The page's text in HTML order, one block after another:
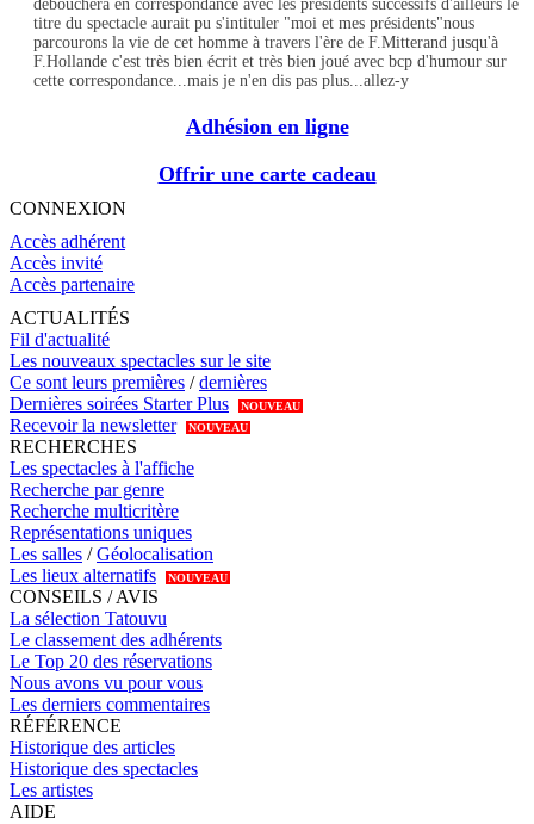
débouchera en correspondance avec les présidents successifs d'ailleurs le
titre du spectacle aurait pu s'intituler "moi et mes présidents"nous
parcourons la vie de cet homme à travers l'ère de F.Mitterand jusqu'à
F.Hollande c'est très bien écrit et très bien joué avec bcp d'humour sur
cette correspondance...mais je n'en dis pas plus...allez-y
Adhésion en ligne
Offrir une carte cadeau
CONNEXION
Accès adhérent
Accès invité
Accès partenaire
ACTUALITÉS
Fil d'actualité
Les nouveaux spectacles sur le site
Ce sont leurs premières /dernières
Dernières soirées Starter Plus
NOUVEAU
Recevoir la newsletter NOUVEAU
RECHERCHES
Les spectacles à l'affiche
Recherche par genre
Recherche multicritère
Représentations uniques
Les salles /Géolocalisation
Les lieux alternatifs
NOUVEAU
CONSEILS / AVIS
La sélection Tatouvu
Le classement des adhérents
Le Top 20 des réservations
Nous avons vu pour vous
Les derniers commentaires
RÉFÉRENCE
Historique des articles
Historique des spectacles
Les artistes
AIDE